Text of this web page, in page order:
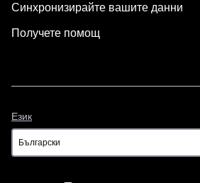
Синхронизирайте вашите данни
Получете помощ
Език